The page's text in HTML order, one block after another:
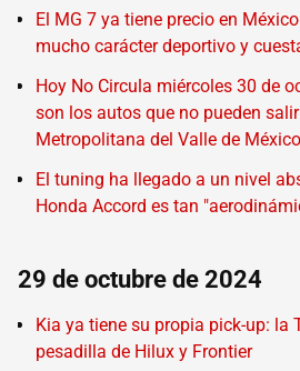
El MG 7 ya tiene precio en
mucho carácter deportivo y
Hoy No Circula miércoles 30 de
son los autos que no pueden
Metropolitana del Valle de México
El tuning ha llegado a un nivel
Honda Accord es tan
29 de octubre de 2024
Kia ya tiene su propia pick-up: la
pesadilla de Hilux y Frontier